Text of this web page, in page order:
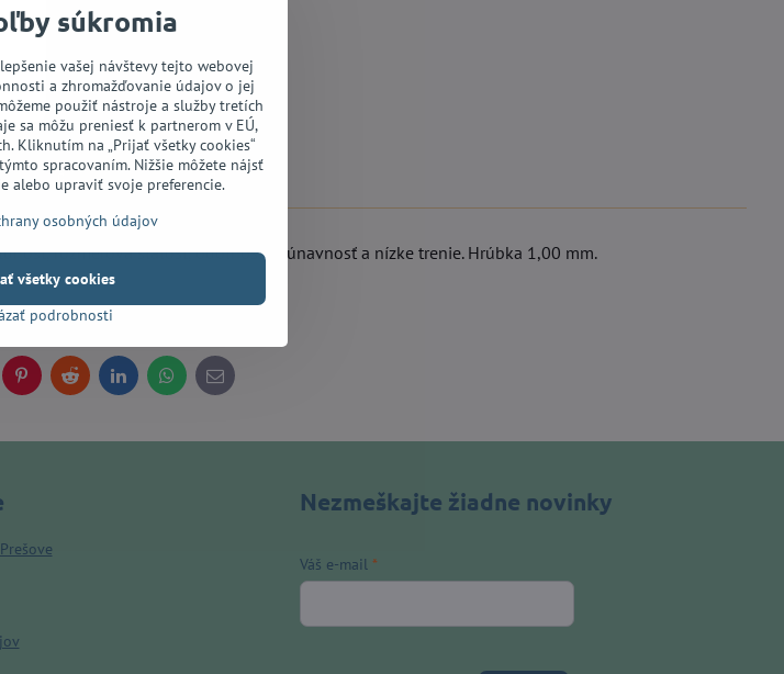
Diskusia 0
rozmerová stálosť, odolnosť neúnavnosť a nízke trenie. Hrúbka 1,00 mm.
Heavy
PinterestRedditLinkedInWhatsApp
E-
mail
Nezmeškajte žiadne novinky
Váš e-mail*
súkromia
vašej návštevy tejto webovej
a zhromažďovanie údajov o jej
použiť nástroje a služby tretích
sa môžu preniesť k partnerom v EÚ,
Kliknutím na „Prijať všetky cookies“
spracovaním. Nižšie môžete nájsť
alebo upraviť svoje preferencie.
osobných údajov
podrobnosti
všetky cookies